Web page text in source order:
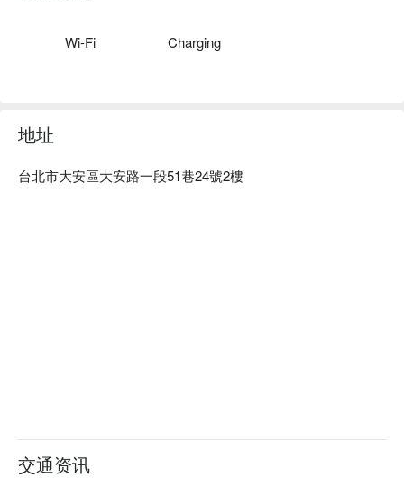
Wi-Fi Charging
地址
台北市大安區大安路一段51巷24號2樓
交通资讯